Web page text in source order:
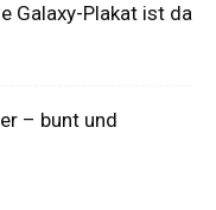
Galaxy-Plakat ist da
– bunt und